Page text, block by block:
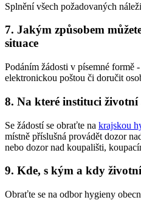
Splnění všech požadovaných
7. Jakým způsobem
situace
Podáním žádosti v písemné formě
elektronickou poštou či doručit
8. Na které instituci životní
Se žádostí se obraťte na krajskou
místně příslušná provádět dozor
nebo dozor nad koupališti,
9. Kde, s kým a kdy
Obraťte se na odbor hygieny